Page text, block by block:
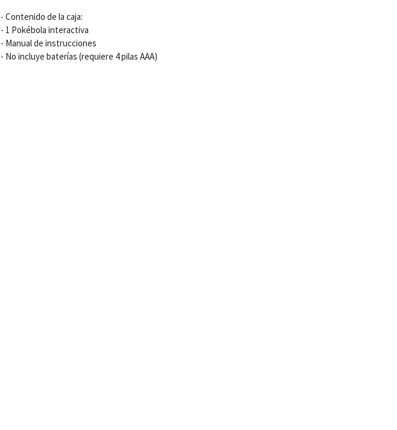
- Contenido de la caja:
- 1 Pokébola interactiva
- Manual de instrucciones
- No incluye baterías (requiere 4 pilas AAA)